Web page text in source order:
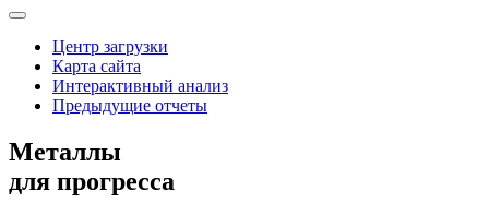
Центр загрузки
Карта сайта
Интерактивный анализ
Предыдущие отчеты
Металлы
для прогресса